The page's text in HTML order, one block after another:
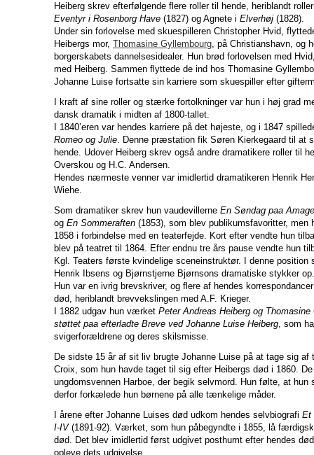
Heiberg skrev efterfølgende flere roller til hende, heriblandt
Eventyr i Rosenborg Have (1827) og Agnete i Elverhøj (1828).
Under sin forlovelse med skuespilleren Christopher Hvid,
Heibergs mor, Thomasine Gyllembourg, på Christianshavn, og
borgerskabets dannelsesidealer. Hun brød forlovelsen med
med Heiberg. Sammen flyttede de ind hos Thomasine
Johanne Luise fortsatte sin karriere som skuespiller efter
I kraft af sine roller og stærke fortolkninger var hun i høj grad
dansk dramatik i midten af 1800-tallet.
I 1840’eren var hendes karriere på det højeste, og i 1847
Romeo og Julie. Denne præstation fik Søren Kierkegaard til at
hende. Udover Heiberg skrev også andre dramatikere roller til
Overskou og H.C. Andersen.
Hendes nærmeste venner var imidlertid dramatikeren Henrik
Wiehe.
Som dramatiker skrev hun vaudevillerne En Søndag paa
og En Sommeraften (1853), som blev publikumsfavoritter, men
1858 i forbindelse med en teaterfejde. Kort efter vendte hun
blev på teatret til 1864. Efter endnu tre års pause vendte hun
Kgl. Teaters første kvindelige sceneinstruktør. I denne position
Henrik Ibsens og Bjørnstjerne Bjørnsons dramatiske stykker op.
Hun var en ivrig brevskriver, og flere af hendes
død, heriblandt brevvekslingen med A.F. Krieger.
I 1882 udgav hun værket Peter Andreas Heiberg og
støttet paa efterladte Breve ved Johanne Luise Heiberg, som
svigerforældrene og deres skilsmisse.
De sidste 15 år af sit liv brugte Johanne Luise på at tage sig
Croix, som hun havde taget til sig efter Heibergs død i 1860.
ungdomsvennen Harboe, der begik selvmord. Hun følte, at hun
derfor forkælede hun børnene på alle tænkelige måder.
I årene efter Johanne Luises død udkom hendes selvbiografi Et
I-IV(1891-92). Værket, som hun påbegyndte i 1855, lå
død. Det blev imidlertid først udgivet posthumt efter hendes
opleve dets udgivelse.